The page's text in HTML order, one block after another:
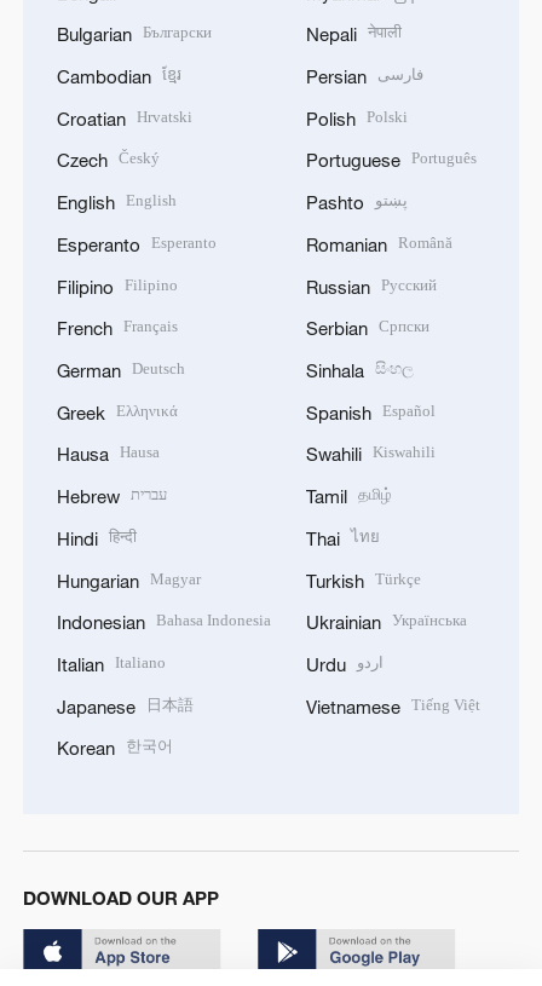
Bulgarian Български
Cambodian ខ្មែរ
Croatian Hrvatski
Czech Český
English English
Esperanto Esperanto
Filipino Filipino
French Français
German Deutsch
Greek Ελληνικά
Hausa Hausa
Hebrew עברית
Hindi हिन्दी
Hungarian Magyar
Indonesian Bahasa Indonesia
Italian Italiano
Japanese 日本語
Korean 한국어
Nepali नेपाली
Persian فارسی
Polish Polski
Portuguese Português
Pashto پښتو
Romanian Română
Russian Русский
Serbian Српски
Sinhala සිංහල
Spanish Español
Swahili Kiswahili
Tamil தமிழ்
Thai ไทย
Turkish Türkçe
Ukrainian Українська
Urdu اردو
Vietnamese Tiếng Việt
DOWNLOAD OUR APP